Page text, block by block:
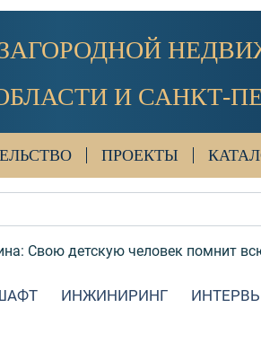
И САНКТ-
ПРОЕКТЫ
Свою детскую человек помнит
ИНЖИНИРИНГ